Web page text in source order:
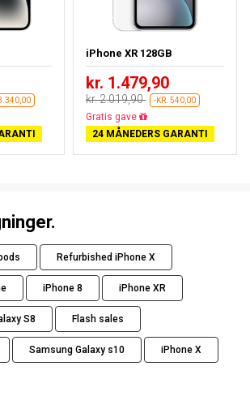
iPhone XR 128GB
kr. 1.479,90
kr. 2.019,90 -KR. 540,00
Gratis fragt
24 MÅNEDERS GARANTI
Refurbished iPhone X
iPhone 8 iPhone XR
S8 Flash sales
Samsung Galaxy s10 iPhone X